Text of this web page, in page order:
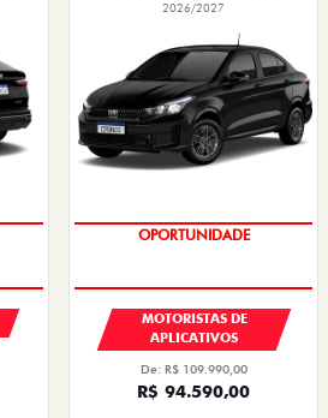
2026/2027
OPORTUNIDADE
MOTORISTAS DE
APLICATIVOS
De: R$ 109.990,00
R$ 94.590,00